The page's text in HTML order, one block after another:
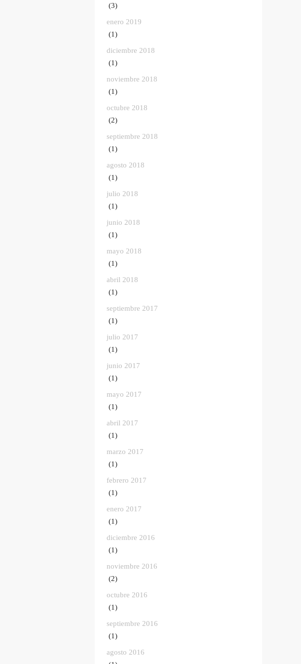
(3)
enero 2019
(1)
diciembre 2018
(1)
noviembre 2018
(1)
octubre 2018
(2)
septiembre 2018
(1)
agosto 2018
(1)
julio 2018
(1)
junio 2018
(1)
mayo 2018
(1)
abril 2018
(1)
septiembre 2017
(1)
julio 2017
(1)
junio 2017
(1)
mayo 2017
(1)
abril 2017
(1)
marzo 2017
(1)
febrero 2017
(1)
enero 2017
(1)
diciembre 2016
(1)
noviembre 2016
(2)
octubre 2016
(1)
septiembre 2016
(1)
agosto 2016